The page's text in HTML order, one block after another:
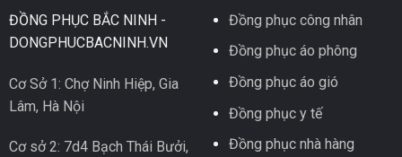
ĐỒNG PHỤC BẮC NINH -
DONGPHUCBACNINH.VN
Cơ Sở 1: Chợ Ninh Hiệp, Gia
Lâm, Hà Nội
Cơ sở 2: 7d4 Bạch Thái Bưởi,
Đồng phục công nhân
Đồng phục áo phông
Đồng phục áo gió
Đồng phục y tế
Đồng phục nhà hàng